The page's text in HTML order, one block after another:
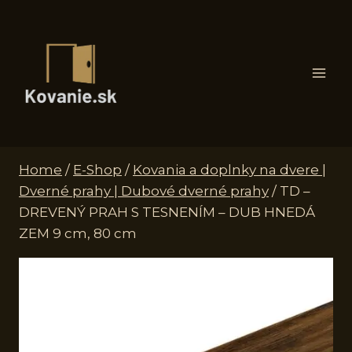
Home / E-Shop / Kovania a doplnky na dvere |
Dverné prahy | Dubové dverné prahy / TD –
DREVENÝ PRAH S TESNENÍM – DUB HNEDÁ
ZEM 9 cm, 80 cm